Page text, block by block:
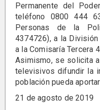
Permanente del
teléfono 0800 444
Personas de la
4374726), a la
a la Comisaría Tercera
Asimismo, se solicita
televisivos difundir la
población pueda
21 de agosto de 2019